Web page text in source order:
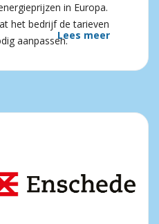
in Europa.
het bedrijf de tarieven
aanpassen.Lees meer